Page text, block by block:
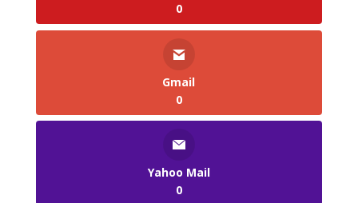
0
Gmail
0
Yahoo Mail
0